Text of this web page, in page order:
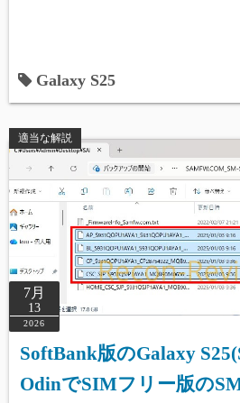
Galaxy S25
適当な解説
7月
13
2026
SoftBank版のGalaxy
OdinでSIMフリー版の